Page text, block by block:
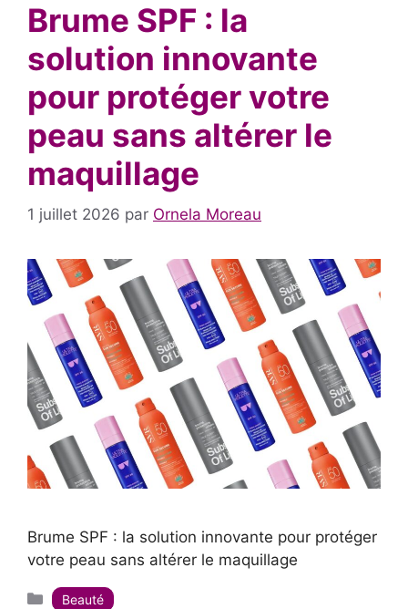
Brume SPF : la
solution innovante
pour protéger votre
peau sans altérer le
maquillage
1 juillet 2026 par Ornela Moreau
Brume SPF : la solution innovante pour protéger
votre peau sans altérer le maquillage
Catégories
Beauté